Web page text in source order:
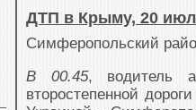
ДТП в Крыму, 20
Симферопольский
В 00.45, водитель
второстепенной